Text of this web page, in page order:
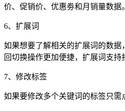
价、促销价、优惠劵和月销量数据。
6、扩展词
如果想要了解相关的扩展词的数
回切换操作更加便捷，扩展词支持
7、修改标签
如果要修改多个关键词的标签只需